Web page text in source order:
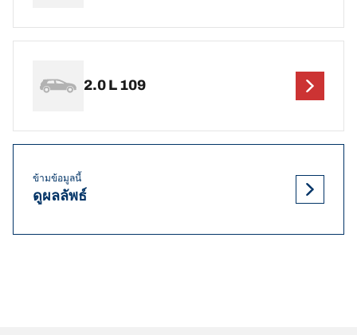
2.0 L 109
ข้ามข้อมูลนี้
ดูผลลัพธ์